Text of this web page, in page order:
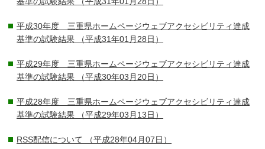
平成30年度 三重県ホームページウェブアクセシビリティ達成
基準の試験結果 （平成31年01月28日）
平成29年度 三重県ホームページウェブアクセシビリティ達成
基準の試験結果 （平成30年03月20日）
平成28年度 三重県ホームページウェブアクセシビリティ達成
基準の試験結果 （平成29年03月13日）
RSS配信について （平成28年04月07日）